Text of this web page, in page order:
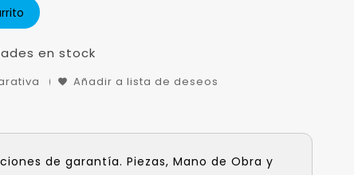
en stock
Añadir a lista de deseos
de garantía. Piezas, Mano de Obra y